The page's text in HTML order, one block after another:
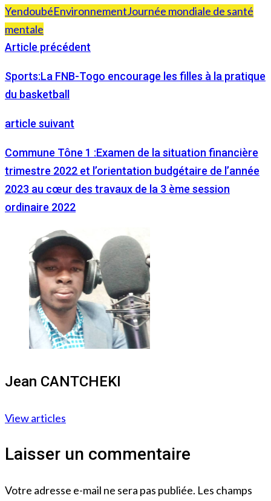
YendoubéEnvironnementJournée mondiale de santé
mentale
Article précédent
Sports:La FNB-Togo encourage les filles à la pratique
du basketball
article suivant
Commune Tône 1 :Examen de la situation financière
trimestre 2022 et l’orientation budgétaire de l’année
2023 au cœur des travaux de la 3 ème session
ordinaire 2022
Jean CANTCHEKI
View articles
Laisser un commentaire
Votre adresse e-mail ne sera pas publiée. Les champs